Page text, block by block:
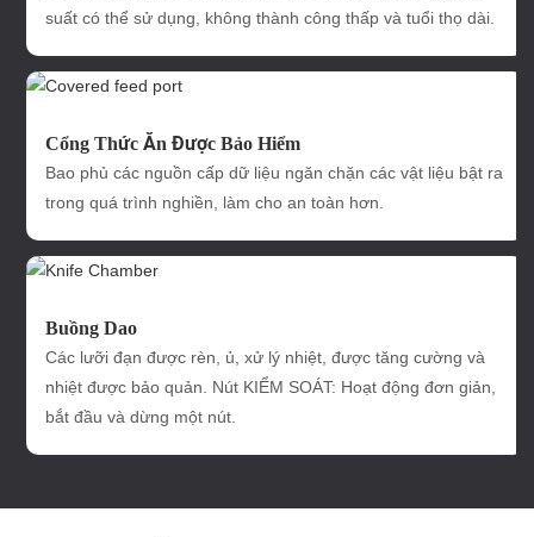
suất có thể sử dụng, không thành công thấp và tuổi thọ dài.
Cổng Thức Ăn Được Bảo Hiểm
Bao phủ các nguồn cấp dữ liệu ngăn chặn các vật liệu bật ra
trong quá trình nghiền, làm cho an toàn hơn.
Buồng Dao
Các lưỡi đạn được rèn, ủ, xử lý nhiệt, được tăng cường và
nhiệt được bảo quản. Nút KIỂM SOÁT: Hoạt động đơn giản,
bắt đầu và dừng một nút.